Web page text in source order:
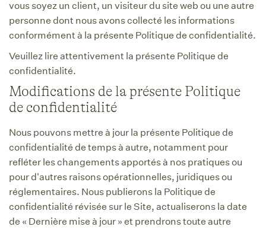
vous soyez un client, un visiteur du site web ou une autre
personne dont nous avons collecté les informations
conformément à la présente Politique de confidentialité.
Veuillez lire attentivement la présente Politique de
confidentialité.
Modifications de la présente Politique
de confidentialité
Nous pouvons mettre à jour la présente Politique de
confidentialité de temps à autre, notamment pour
refléter les changements apportés à nos pratiques ou
pour d'autres raisons opérationnelles, juridiques ou
réglementaires. Nous publierons la Politique de
confidentialité révisée sur le Site, actualiserons la date
de « Dernière mise à jour » et prendrons toute autre